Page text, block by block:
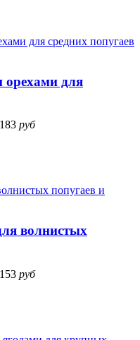
орехами для
183 руб
волнистых
153 руб